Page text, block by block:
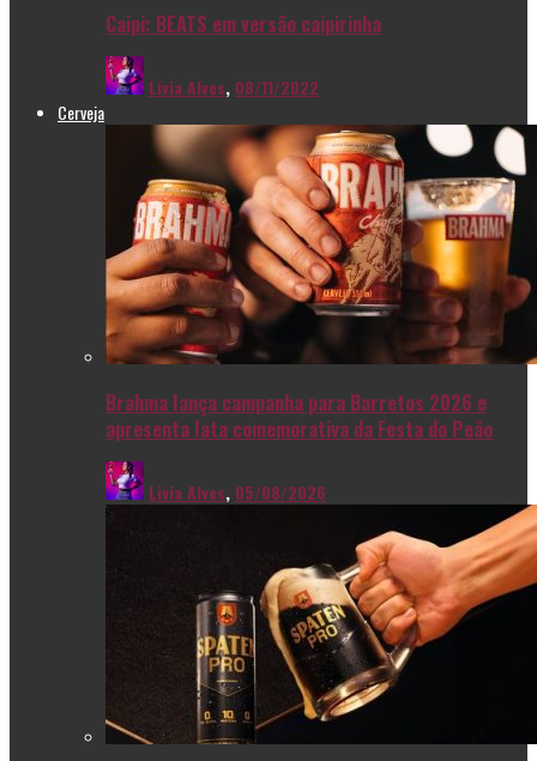
Caipi: BEATS em versão caipirinha
Livia Alves, 08/11/2022
Cerveja
Brahma lança campanha para Barretos 2026 e
apresenta lata comemorativa da Festa do Peão
Livia Alves, 05/08/2026